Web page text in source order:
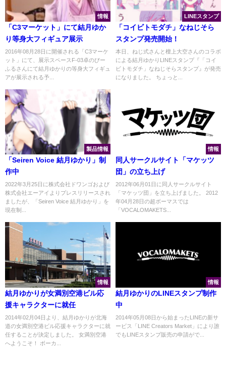
情報
「C3マーケット」にて結月ゆか
り等身大フィギュア展示
2016年08月28日に開催される「C3マーケ
ット」にて、展示スペースF-03卓のびー
ふるさんにて結月ゆかりの等身大フィギュ
アが展示される予...
LINEスタンプ
「コイビトモダチ」なねじそら
スタンプ発売開始！
本日、ねじ式さんと檀上大空さんのコラボ
による結月ゆかりLINEスタンプ『「コイ
ビトモダチ」なねじそらスタンプ』が発売
になりました。 ちょっと...
製品情報
「Seiren Voice 結月ゆかり」制
作中
2022年3月25日に株式会社ドワンゴおよび
株式会社エーアイよりプレスリリースされ
ましたが、「Seiren Voice 結月ゆかり」を
現在制...
情報
同人サークルサイト「マケッツ
団」の立ち上げ
2012年06月01日に同人サークルサイト
「マケッツ団」を立ち上げました。 2012
年04月28日の超ボーマスでは
「VOCALOMAKETS...
情報
結月ゆかりが女満別空港ビル応
援キャラクターに就任
2014年02月04日より、結月ゆかりが北海
道の女満別空港ビル応援キャラクターに就
任することが決定しました。 女満別空港
へようこそ！ ボーカ...
情報
結月ゆかりのLINEスタンプ制作
中
2014年05月08日から始まったLINEの新サ
ービス「LINE Creators Market」により誰
でもLINEスタンプ販売の申請がで...